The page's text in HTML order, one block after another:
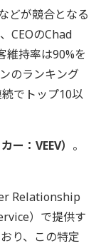
どが競合となる
CEOのChad
維持率は90%を
のランキング
でトップ10以
：VEEV） 。
Relationship
）で提供す
り、この特定